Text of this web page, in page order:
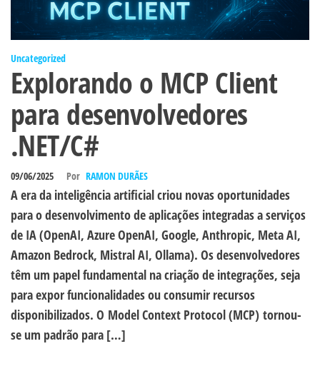
Uncategorized
Explorando o MCP Client
para desenvolvedores
.NET/C#
09/06/2025 Por RAMON DURÃES
A era da inteligência artificial criou novas oportunidades
para o desenvolvimento de aplicações integradas a serviços
de IA (OpenAI, Azure OpenAI, Google, Anthropic, Meta AI,
Amazon Bedrock, Mistral AI, Ollama). Os desenvolvedores
têm um papel fundamental na criação de integrações, seja
para expor funcionalidades ou consumir recursos
disponibilizados. O Model Context Protocol (MCP) tornou-
se um padrão para […]